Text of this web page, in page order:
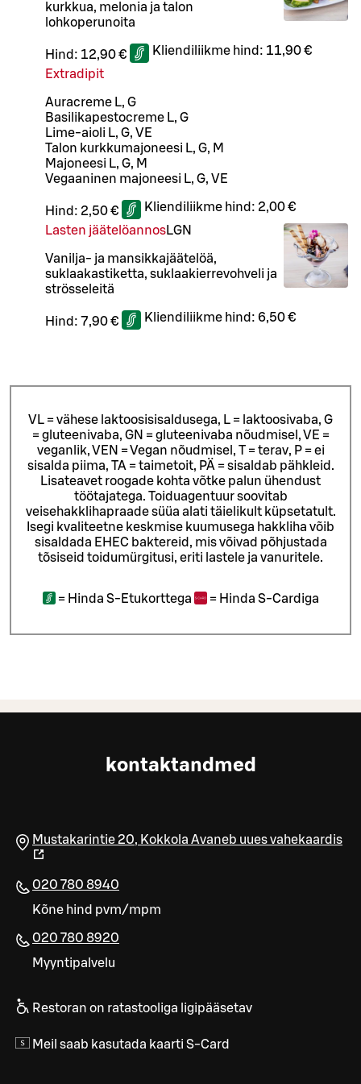
kurkkua, melonia ja talon
lohkoperunoita
Hind: 12,90 € Kliendiliikme hind: 11,90 €
Extradipit
Auracreme L, G
Basilikapestocreme L, G
Lime-aioli L, G, VE
Talon kurkkumajoneesi L, G, M
Majoneesi L, G, M
Vegaaninen majoneesi L, G, VE
Hind: 2,50 € Kliendiliikme hind: 2,00 €
Lasten jäätelöannosLGN
Vanilja- ja mansikkajäätelöä,
suklaakastiketta, suklaakierrevohveli ja
strösseleitä
Hind: 7,90 € Kliendiliikme hind: 6,50 €
VL = vähese laktoosisisaldusega, L = laktoosivaba, G
= gluteenivaba, GN = gluteenivaba nõudmisel, VE =
veganlik, VEN = Vegan nõudmisel, T = terav, P = ei
sisalda piima, TA = taimetoit, PÄ = sisaldab pähkleid.
Lisateavet roogade kohta võtke palun ühendust
töötajatega. Toiduagentuur soovitab
veisehakklihapraade süüa alati täielikult küpsetatult.
Isegi kvaliteetne keskmise kuumusega hakkliha võib
sisaldada EHEC baktereid, mis võivad põhjustada
tõsiseid toidumürgitusi, eriti lastele ja vanuritele.
= Hinda S-Etukorttega = Hinda S-Cardiga
kontaktandmed
Mustakarintie 20, Kokkola Avaneb uues vahekaardis
020 780 8940
Kõne hind pvm/mpm
020 780 8920
Myyntipalvelu
Restoran on ratastooliga ligipääsetav
Meil saab kasutada kaarti S-Card